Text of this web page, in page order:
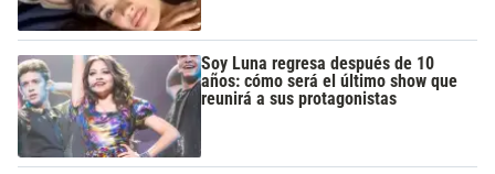
Soy Luna regresa después de 10
años: cómo será el último show que
reunirá a sus protagonistas